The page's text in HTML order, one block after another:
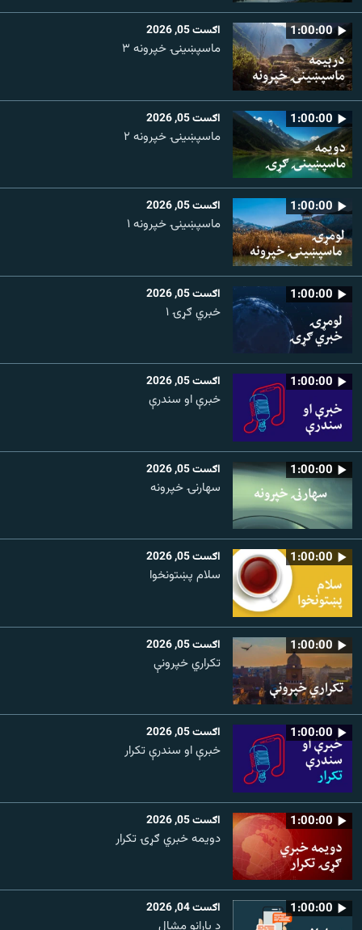
1:00:00 اګست 05, 2026
ماسپښینۍ خپرونه ۳
1:00:00 اګست 05, 2026
ماسپښينۍ خپرونه ۲
1:00:00 اګست 05, 2026
ماسپښينۍ خپرونه ۱
1:00:00 اګست 05, 2026
خبري ګړۍ ۱
1:00:00 اګست 05, 2026
خبرې او سندرې
1:00:00 اګست 05, 2026
سهارنۍ خپرونه
1:00:00 اګست 05, 2026
سلام پښتونخوا
1:00:00 اګست 05, 2026
تکراري خپرونې
1:00:00 اګست 05, 2026
خبرې او سندرې تکرار
1:00:00 اګست 05, 2026
دویمه خبري ګړۍ تکرار
1:00:00 اګست 04, 2026